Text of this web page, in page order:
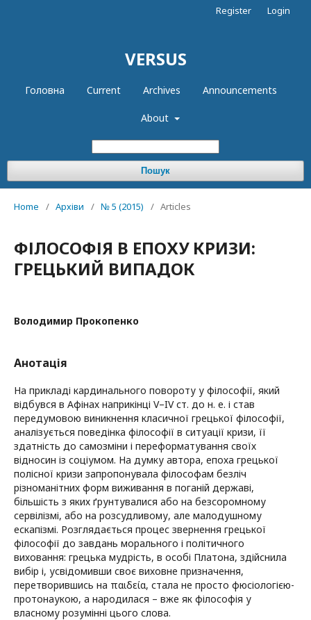
VERSUS
Головна Current Archives Announcements
About
Пошук
Register Login
Home / Архіви / № 5 (2015) / Articles
ФІЛОСОФІЯ В ЕПОХУ КРИЗИ:
ГРЕЦЬКИЙ ВИПАДОК
Володимир Прокопенко
Анотація
На прикладі кардинального повороту у філософії, який
відбувся в Афінах наприкінці V–IV ст. до н. е. і став
передумовою виникнення класичної грецької філософії,
аналізується поведінка філософії в ситуації кризи, її
здатність до самозміни і переформатування своїх
відносин із соціумом. На думку автора, епоха грецької
полісної кризи запропонувала філософам безліч
різноманітних форм виживання в поганій державі,
більшість з яких ґрунтувалися або на безсоромному
сервілізмі, або на розсудливому, але малодушному
ескапізмі. Розглядається процес звернення грецької
філософії до завдань морального і політичного
виховання: грецька мудрість, в особі Платона, здійснила
вибір і, усвідомивши своє виховне призначення,
перетворившись на παιδεία, стала не просто фюсіологією-
протонаукою, а народилася – вже як філософія у
власному розумінні цього слова.